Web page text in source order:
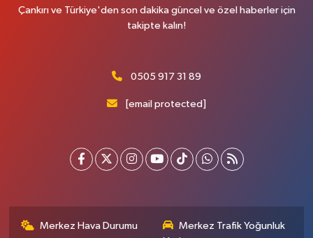
Çankırı ve Türkiye'den son dakika güncel ve özel haberler için
takipte kalın!
0505 917 31 89
[email protected]
Merkez Hava Durumu
Merkez Trafik Yoğunluk